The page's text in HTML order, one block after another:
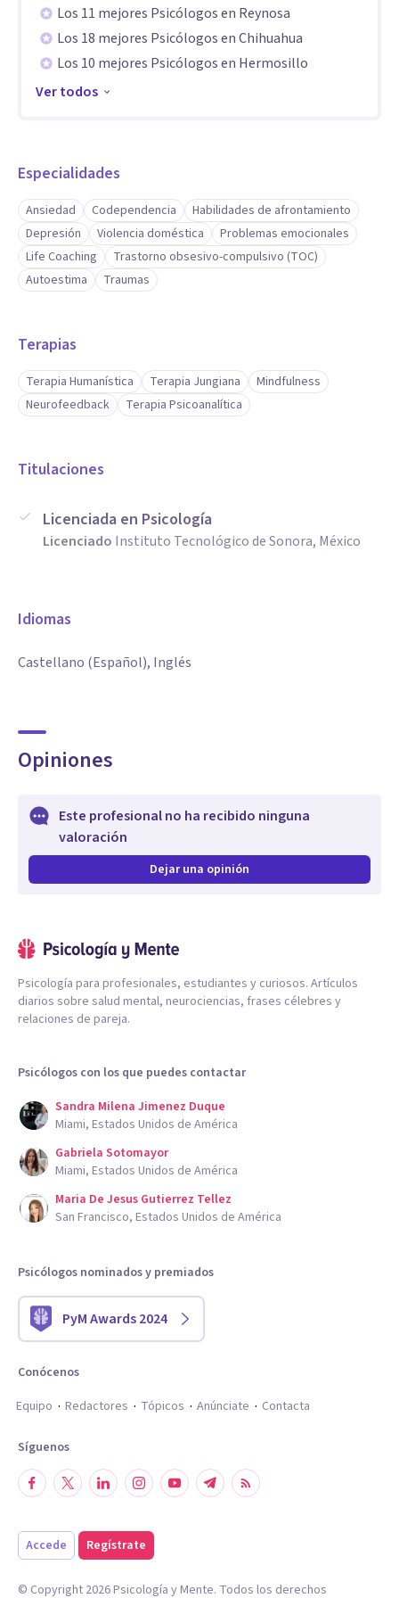
el cual además de sanar, te aprenderás a entender mejor.
Ayudando a que se viva una vida más congruente y alcanzar
mejores potenciales, así como a llevar una vida desde la
influye el alrededor (mundo, sistemas, etc.).
Los 11 mejores Psicólogos en Reynosa
Los 18 mejores Psicólogos en Chihuahua
Los 10 mejores Psicólogos en Hermosillo
Ver todos
Especialidades
Ansiedad Codependencia
Habilidades de afrontamiento
Depresión
Violencia doméstica
Problemas emocionales
Life Coaching
Trastorno obsesivo-compulsivo (TOC)
Autoestima
Traumas
Terapias
Terapia Humanística Terapia Jungiana
Mindfulness
Neurofeedback
Terapia Psicoanalítica
Titulaciones
Licenciada en Psicología
Licenciado Instituto Tecnológico de Sonora, México
Idiomas
Castellano (Español), Inglés
Opiniones
Este profesional no ha recibido ninguna
valoración
Dejar una opinión
Psicología para profesionales, estudiantes y curiosos. Artículos
diarios sobre salud mental, neurociencias, frases célebres y
relaciones de pareja.
Psicólogos con los que puedes contactar
Sandra Milena Jimenez Duque
Miami, Estados Unidos de América
Gabriela Sotomayor
Miami, Estados Unidos de América
Maria De Jesus Gutierrez Tellez
San Francisco, Estados Unidos de América
Psicólogos nominados y premiados
PyM Awards 2024
Conócenos
Equipo
Redactores Tópicos Anúnciate Contacta
Síguenos
Accede Regístrate
© Copyright 2026Psicología y Mente. Todos los derechos